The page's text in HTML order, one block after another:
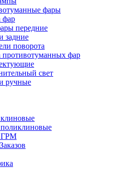
фары
фар
передние
задние
поворота
противотуманных фар
свет
ручные
ГРМ